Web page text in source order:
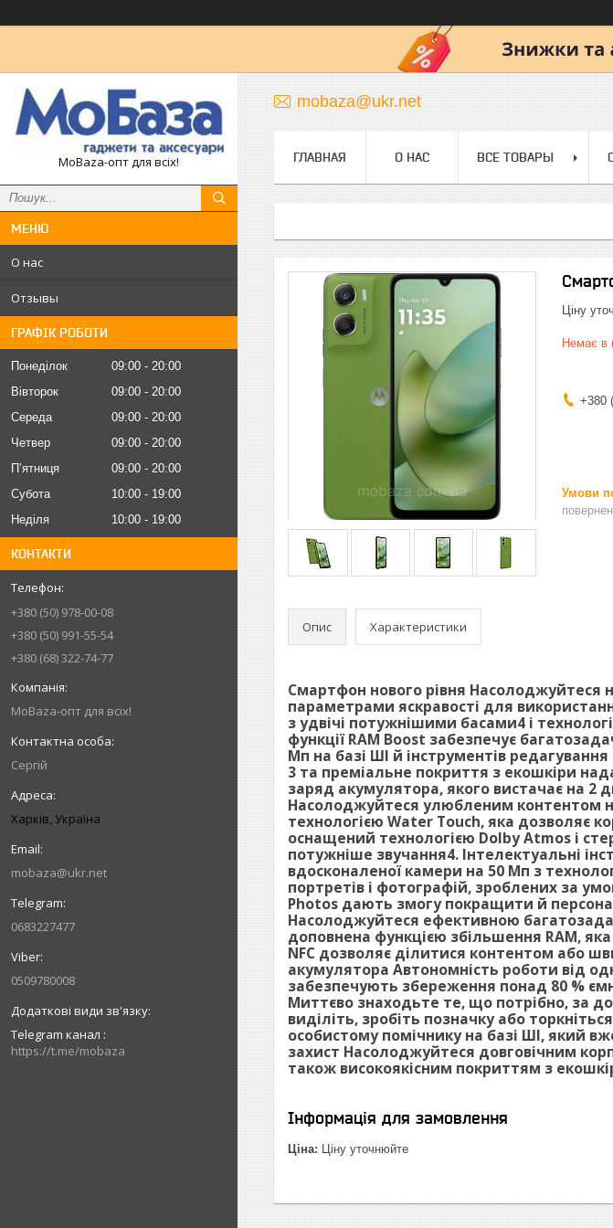
MoBaza-опт для всіх!
О нас
Отзывы
ГРАФІК РОБОТИ
Понеділок 09:00
20:00
Вівторок
09:00
20:00
Середа
09:00
20:00
Четвер
09:00
20:00
Пʼятниця
09:00
20:00
Субота
10:00
19:00
Неділя
10:00 19:00
КОНТАКТИ
+380 (50) 978-00-08
+380 (50) 991-55-54
+380 (68) 322-74-77
MoBaza-опт для всіх!
Сергій
Харків, Україна
mobaza@ukr.net
0683227477
0509780008
Telegram канал
https://t.me/mobaza
mobaza@ukr.net
ГЛАВНАЯ О НАС ВСЕ ТОВАРЫ
Ціну
Немає в
+380
Опис Характеристики
Смартфон нового рівня
параметрами яскравості для
з удвічі потужнішими басами4 і
функції RAM Boost забезпечує
Мп на базі ШІ й інструментів
3 та преміальне покриття з екошкіри
заряд акумулятора, якого вистачає на
Насолоджуйтеся улюбленим контентом
технологією Water Touch, яка дозволяє
оснащений технологією Dolby Atmos і
потужніше звучання4. Інтелектуальні
вдосконаленої камери на 50 Мп з
портретів і фотографій, зроблених за
Photos дають змогу покращити й
Насолоджуйтеся ефективною
доповнена функцією збільшення RAM,
NFC дозволяє ділитися контентом або
акумулятора Автономність роботи від
забезпечують збереження понад 80 %
Миттєво знаходьте те, що потрібно, за
виділіть, зробіть позначку або
особистому помічнику на базі ШІ, який
захист Насолоджуйтеся довговічним
також високоякісним покриттям з
Інформація для замовлення
Ціна: Ціну уточнюйте